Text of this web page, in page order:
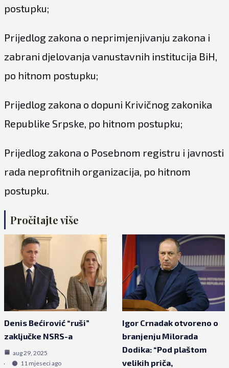
postupku;
Prijedlog zakona o neprimjenjivanju zakona i
zabrani djelovanja vanustavnih institucija BiH,
po hitnom postupku;
Prijedlog zakona o dopuni Krivičnog zakonika
Republike Srpske, po hitnom postupku;
Prijedlog zakona o Posebnom registru i javnosti
rada neprofitnih organizacija, po hitnom
postupku.
Pročitajte više
Denis Bećirović “ruši”
zaključke NSRS-a
aug 29, 2025
11 mjeseci ago
Igor Crnadak otvoreno o
branjenju Milorada
Dodika: “Pod plaštom
velikih priča,